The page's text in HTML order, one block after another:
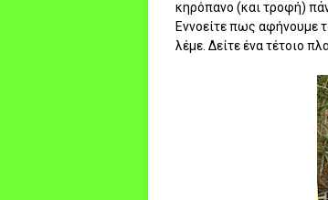
κηρόπανο (και τροφή)
Εννοείτε πως αφήνουμε
λέμε. Δείτε ένα τέτοιο